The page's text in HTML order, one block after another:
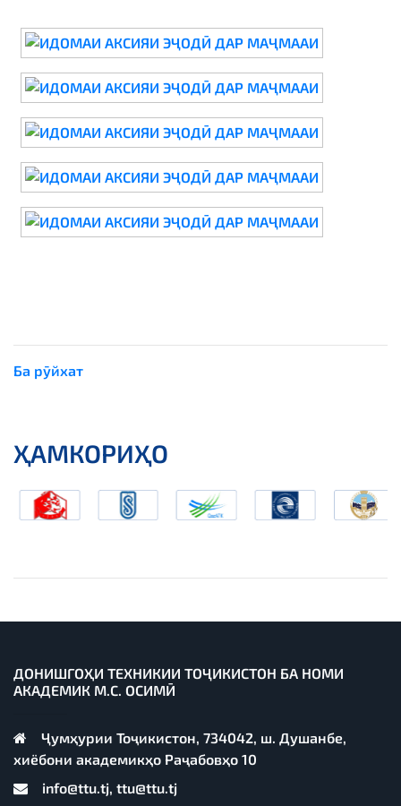
Ба рӯйхат
ҲАМКОРИҲО
ДОНИШГОҲИ ТЕХНИКИИ ТОҶИКИСТОН БА НОМИ
АКАДЕМИК М.С. ОСИМӢ
Ҷумҳурии Тоҷикистон, 734042, ш. Душанбе,
хиёбони академикҳо Раҷабовҳо 10
info@ttu.tj, ttu@ttu.tj